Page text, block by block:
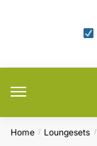
Home / Loungesets /